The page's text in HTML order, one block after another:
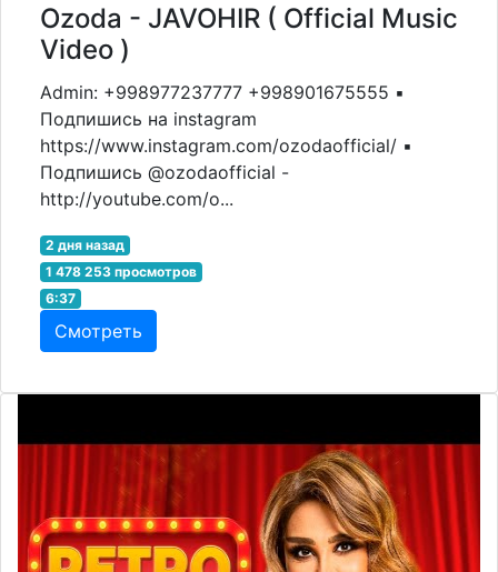
Ozoda - JAVOHIR ( Official Music
Video )
Admin: +998977237777 +998901675555 ▪️
Подпишись на instagram
https://www.instagram.com/ozodaofficial/ ▪️
Подпишись @ozodaofficial -
http://youtube.com/o...
2 дня назад
1 478 253 просмотров
6:37
Смотреть